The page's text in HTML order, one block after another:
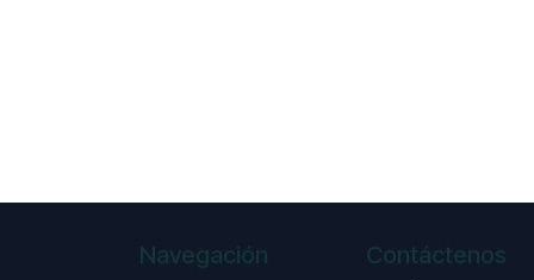
Navegación Contáctenos